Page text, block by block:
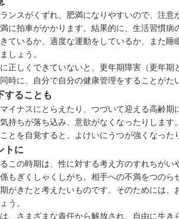
ンスがくずれ、肥満になりやすいので、注意
に拍車がかかります。結果的に、生活習慣病
ているか、適度な運動をしているか、また睡
しょう。
正しくできていないと、更年期障害（更年期
時に、自分で自分の健康管理をすることがた
することも
イナスにとらえたり、つづいて迎える高齢期
持ちが落ち込み、意欲がなくなったりします
とを自覚すると、よけいにうつが強くなった
トに
この時期は、性に対する考え方のすれちがい
もぎくしゃくしがち。相手への不満をつの
がきたと考えたいものです。そのためには、
う。
、さまざまな責任から解放され、自由に生き